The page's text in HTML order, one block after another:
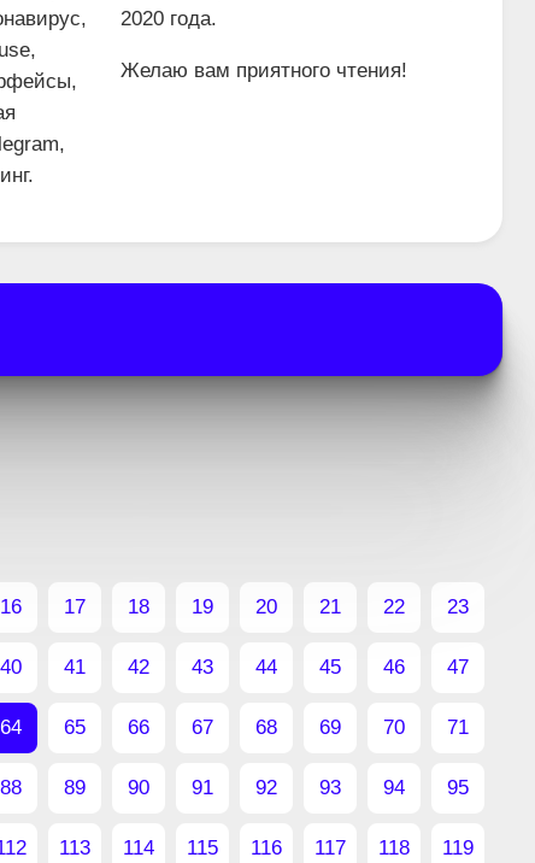
2020 года.
Желаю вам приятного чтения!
16 17 18 19 20 21 22 23
40 41 42 43 44 45 46 47
64 65 66 67 68 69 70 71
88 89 90 91 92 93 94 95
113 114 115 116 117 118 119